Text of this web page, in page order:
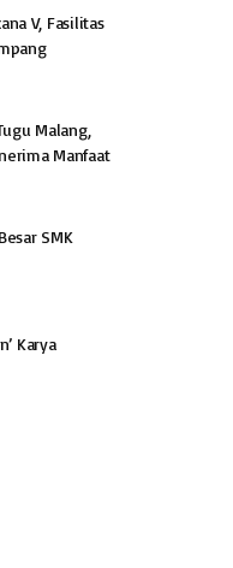
V, Fasilitas
Malang,
Manfaat
SMK
Karya